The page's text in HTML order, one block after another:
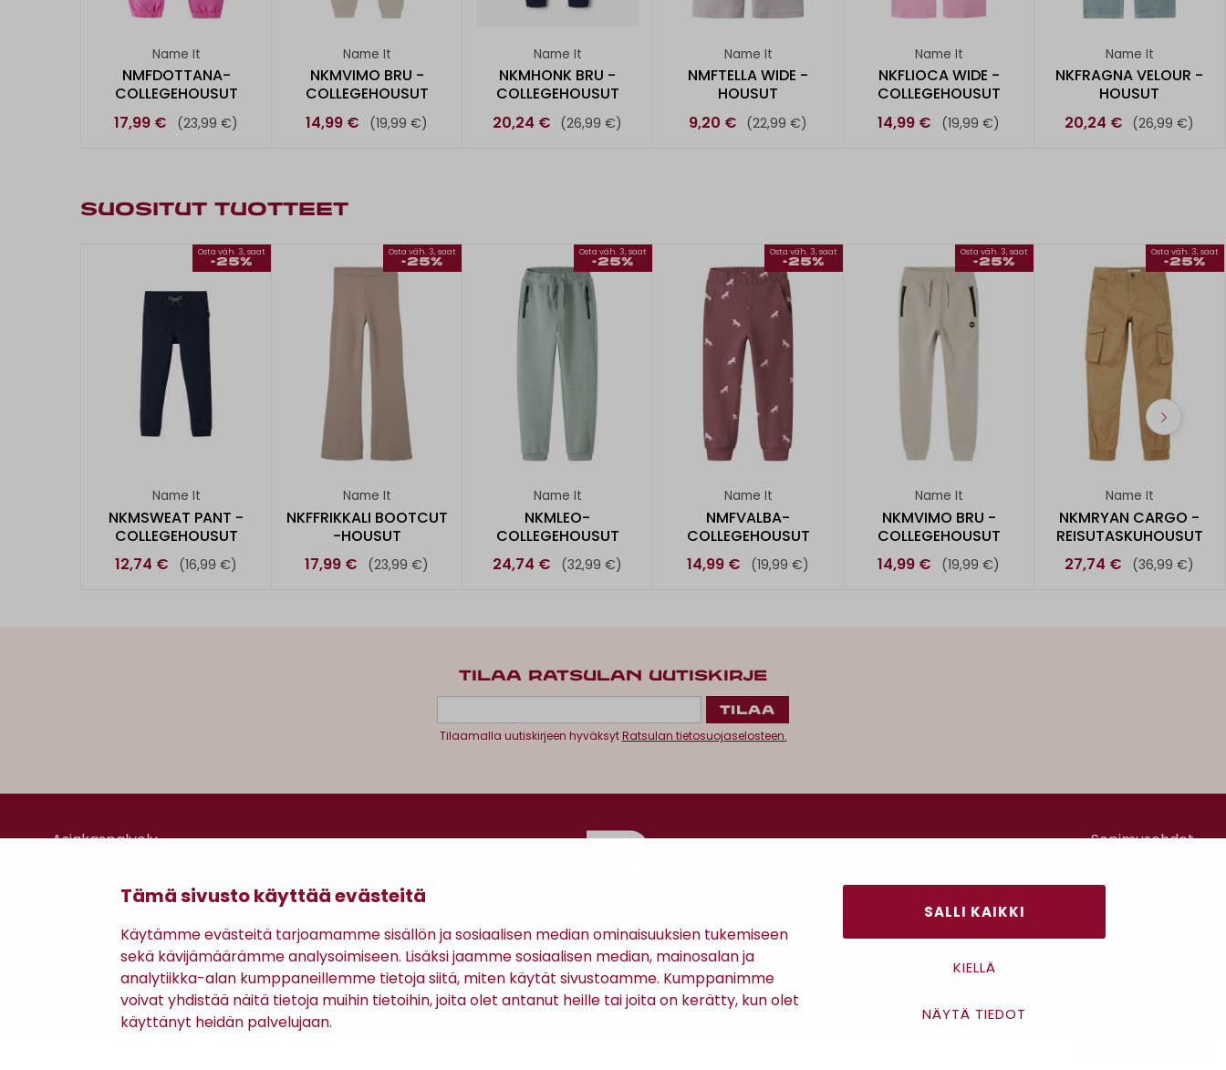
Tämä sivusto käyttää evästeitä
Käytämme evästeitä tarjoamamme sisällön ja sosiaalisen median ominaisuuksien tukemiseen
sekä kävijämäärämme analysoimiseen. Lisäksi jaamme sosiaalisen median, mainosalan ja
analytiikka-alan kumppaneillemme tietoja siitä, miten käytät sivustoamme. Kumppanimme
voivat yhdistää näitä tietoja muihin tietoihin, joita olet antanut heille tai joita on kerätty, kun olet
käyttänyt heidän palvelujaan.
SALLI KAIKKI
KIELLÄ
NÄYTÄ TIEDOT
Name It
NMFDOTTANA-
COLLEGEHOUSUT
17,99 €
(23,99 €)
Name It
NKMVIMO BRU -
COLLEGEHOUSUT
14,99 €
(19,99 €)
Name It
NKMHONK BRU -
COLLEGEHOUSUT
20,24 € (26,99 €)
Name It
NMFTELLA WIDE -
HOUSUT
9,20 € (22,99 €)
Name It
NKFLIOCA WIDE -
COLLEGEHOUSUT
14,99 €
(19,99 €)
Name It
NKFRAGNA VELOUR -
HOUSUT
20,24 € (26,99 €)
SUOSITUT TUOTTEET
Osta väh. 3, saat
-25%
Name It
NKMSWEAT PANT -
COLLEGEHOUSUT
12,74 €
(16,99 €)
Osta väh. 3, saat
-25%
Name It
NKFFRIKKALI BOOTCUT
-HOUSUT
17,99 €
(23,99 €)
Osta väh. 3, saat
-25%
Name It
NKMLEO-
COLLEGEHOUSUT
24,74 €
(32,99 €)
Osta väh. 3, saat
-25%
Name It
NMFVALBA-
COLLEGEHOUSUT
14,99 €
(19,99 €)
Osta väh. 3, saat
-25%
Name It
NKMVIMO BRU -
COLLEGEHOUSUT
14,99 €
(19,99 €)
Osta väh. 3, saat
-25%
Name It
NKMRYAN CARGO -
REISUTASKUHOUSUT
27,74 €
(36,99 €)
TILAA RATSULAN UUTISKIRJE
Tilaamalla uutiskirjeen hyväksytRatsulan tietosuojaselosteen.
Asiakaspalvelu
Gomee Ratsula Café
Antinkatu 17, 28100 Pori
Sopimusehdot